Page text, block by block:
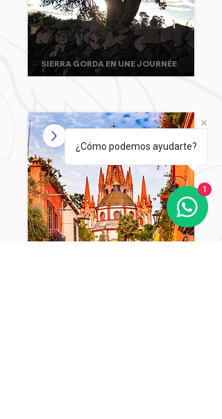
SIERRA GORDA EN UNE JOURNÉE
¿Cómo podemos ayudarte?
1